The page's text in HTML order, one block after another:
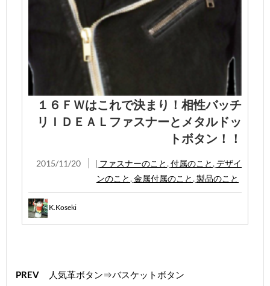
１６ＦＷはこれで決まり！相性バッチ
リＩＤＥＡＬファスナーとメタルドッ
トボタン！！
2015/11/20 ファスナーのこと,付属のこと,デザイ
ンのこと,金属付属のこと,製品のこと
K.Koseki
PREV
人気革ボタン⇒バスケットボタン